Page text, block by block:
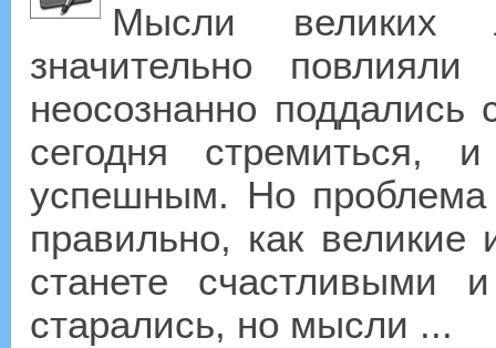
Мысли
значительно
неосознанно
сегодня стремиться,
успешным. Но
правильно, как
станете
старались, но мысли ...